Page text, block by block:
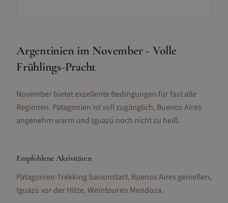
Argentinien im November - Volle
Frühlings-Pracht
November bietet exzellente Bedingungen für fast alle
Regionen. Patagonien ist voll zugänglich, Buenos Aires
angenehm warm und Iguazú noch nicht zu heiß.
Empfohlene Aktivitäten
Patagonien-Trekking Saisonstart, Buenos Aires genießen,
Iguazú vor der Hitze, Weintouren Mendoza.